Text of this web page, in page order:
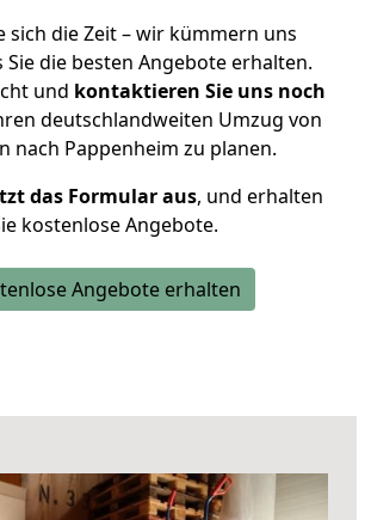
sich die Zeit – wir kümmern uns
Sie die besten Angebote erhalten.
und kontaktieren Sie uns noch
deutschlandweiten Umzug von
nach Pappenheim zu planen.
das Formular aus, und erhalten
kostenlose Angebote.
Angebote erhalten